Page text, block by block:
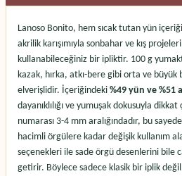
Lanoso Bonito, hem sıcak tutan yün
akrilik karışımıyla sonbahar ve kış
kullanabileceğiniz bir ipliktir. 100 g
kazak, hırka, atkı-bere gibi orta ve
elverişlidir. İçeriğindeki %49 yün ve %51
dayanıklılığı ve yumuşak dokusuyla
numarası 3-4 mm aralığındadır, bu
hacimli örgülere kadar değişik kullanım
seçenekleri ile sade örgü desenlerini bile
getirir. Böylece sadece klasik bir iplik